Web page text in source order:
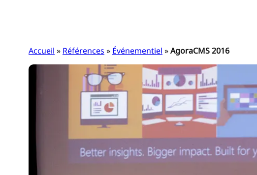
Accueil » Références » Événementiel »AgoraCMS 2016